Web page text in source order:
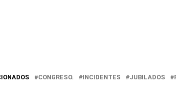
CONGRESO. INCIDENTES JUBILADOS